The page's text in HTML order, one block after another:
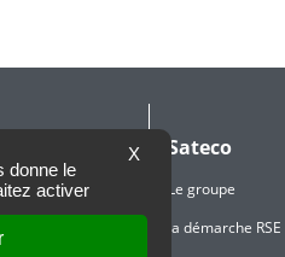
Sateco
Le groupe
la démarche RSE
X
donne le
activer